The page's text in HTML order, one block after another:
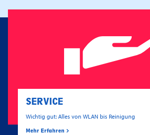
SERVICE
Wichtig gut: Alles von WLAN bis Reinigung
Mehr Erfahren